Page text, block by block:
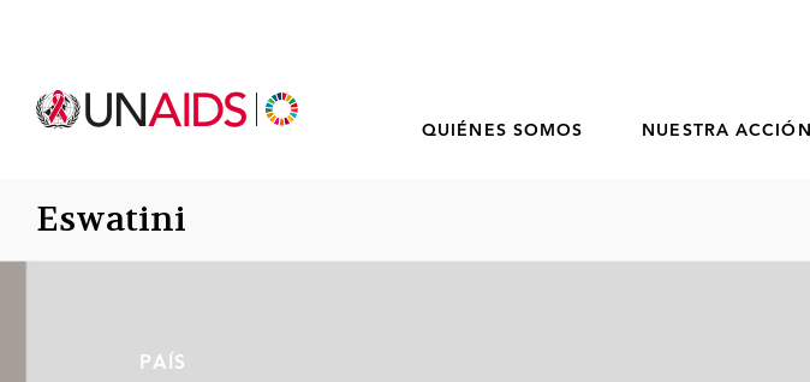
QUIÉNES SOMOS NUESTRA ACCIÓN
Eswatini
PAÍS